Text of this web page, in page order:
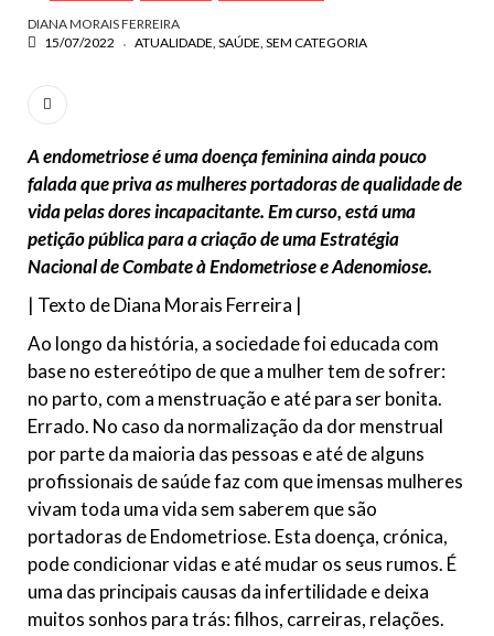
DIANA MORAIS FERREIRA
15/07/2022
ATUALIDADE SAÚDE SEM CATEGORIA
A endometriose é uma doença feminina ainda pouco
falada que priva as mulheres portadoras de qualidade de
vida pelas dores incapacitante. Em curso, está uma
petição pública para a criação de uma Estratégia
Nacional de Combate à Endometriose e Adenomiose.
| Texto de Diana Morais Ferreira |
Ao longo da história, a sociedade foi educada com
base no estereótipo de que a mulher tem de sofrer:
no parto, com a menstruação e até para ser bonita.
Errado. No caso da normalização da dor menstrual
por parte da maioria das pessoas e até de alguns
profissionais de saúde faz com que imensas mulheres
vivam toda uma vida sem saberem que são
portadoras de Endometriose. Esta doença, crónica,
pode condicionar vidas e até mudar os seus rumos. É
uma das principais causas da infertilidade e deixa
muitos sonhos para trás: filhos, carreiras, relações.